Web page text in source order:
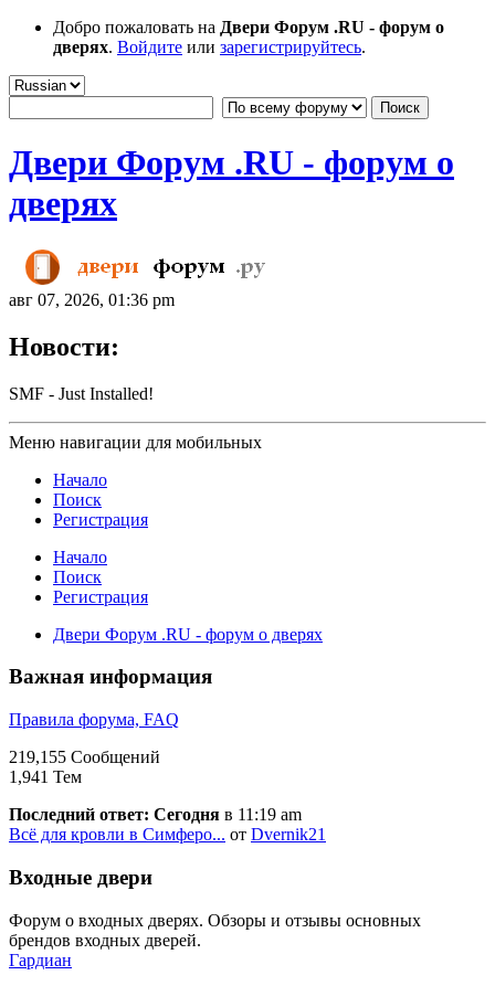
Добро пожаловать на Двери Форум .RU - форум о
дверях. Войдите или зарегистрируйтесь.
Двери Форум .RU - форум о
дверях
авг 07, 2026, 01:36 pm
Новости:
SMF - Just Installed!
Меню навигации для мобильных
Начало
Поиск
Регистрация
Начало
Поиск
Регистрация
Двери Форум .RU - форум о дверях
Важная информация
Правила форума, FAQ
219,155 Сообщений
1,941 Тем
Последний ответ: Сегодня в 11:19 am
Всё для кровли в Симферо... от Dvernik21
Входные двери
Форум о входных дверях. Обзоры и отзывы основных
брендов входных дверей.
Гардиан